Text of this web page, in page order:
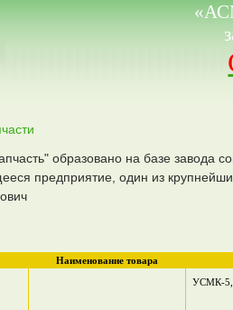
образовано на базе
предприятие, один из
Наименование товара
УСМК-